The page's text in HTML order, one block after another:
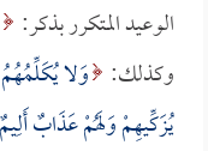
الوعيد المتكرر بذكر:
وكذلك: وَلا يُكَلِّمُهُمُ
يُزَكِّيهِمْ وَلَهُمْ عَذَابٌ أَلِيمٌ